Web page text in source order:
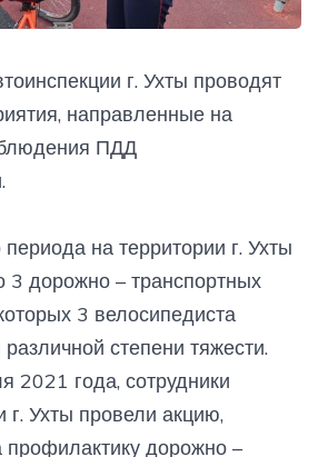
г. Ухты проводят
направленные на
ПДД
на территории г. Ухты
3 дорожно – транспортных
3 велосипедиста
степени тяжести.
2021 года, сотрудники
г. Ухты провели акцию,
дорожно –